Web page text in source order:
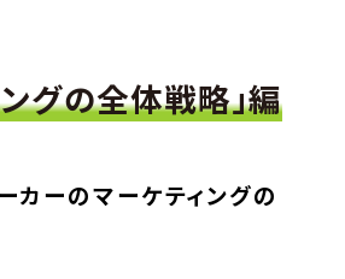
グの全体戦略」編
カーのマーケティングの